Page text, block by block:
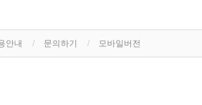
안내 문의하기 모바일버전